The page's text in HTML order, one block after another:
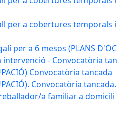
per a cobertures
a 6 mesos (PLANS
- Convocatòria
Convocatòria tancada
Convocatòria tancada.
a familiar a